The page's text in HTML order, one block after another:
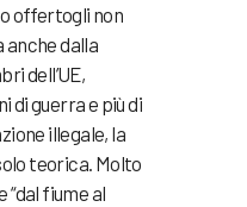
offertogli non
anche dalla
dell’UE,
di guerra e più di
illegale, la
teorica. Molto
“dal fiume al